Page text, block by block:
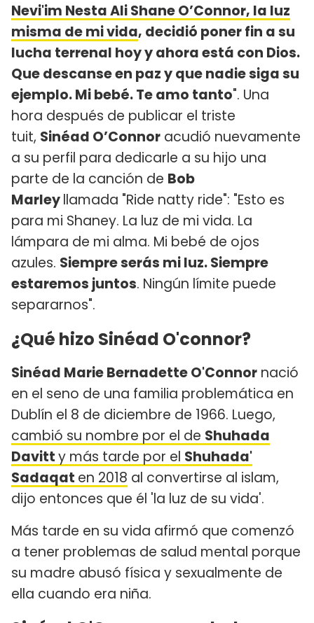
Nevi'im Nesta Ali Shane O’Connor, la luz
misma de mi vida, decidió poner fin a su
lucha terrenal hoy y ahora está con Dios.
Que descanse en paz y que nadie siga su
ejemplo. Mi bebé. Te amo tanto". Una
hora después de publicar el triste
tuit, Sinéad O’Connor acudió nuevamente
a su perfil para dedicarle a su hijo una
parte de la canción de Bob
Marleyllamada "Ride natty ride": "Esto es
para mi Shaney. La luz de mi vida. La
lámpara de mi alma. Mi bebé de ojos
azules. Siempre serás mi luz. Siempre
estaremos juntos. Ningún límite puede
separarnos".
¿Qué hizo Sinéad O'connor?
Sinéad Marie Bernadette O'Connor nació
en el seno de una familia problemática en
Dublín el 8 de diciembre de 1966. Luego,
cambió su nombre por el de Shuhada
Davitty más tarde por el Shuhada'
Sadaqat en 2018 al convertirse al islam,
dijo entonces que él 'la luz de su vida'.
Más tarde en su vida afirmó que comenzó
a tener problemas de salud mental porque
su madre abusó física y sexualmente de
ella cuando era niña.